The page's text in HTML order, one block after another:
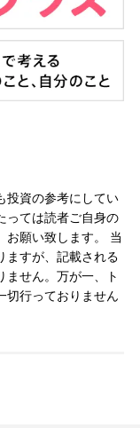
投資の参考にしてい
っては読者ご自身の
お願い致します。 当
ますが、記載される
ません。万が一、ト
切行っておりません